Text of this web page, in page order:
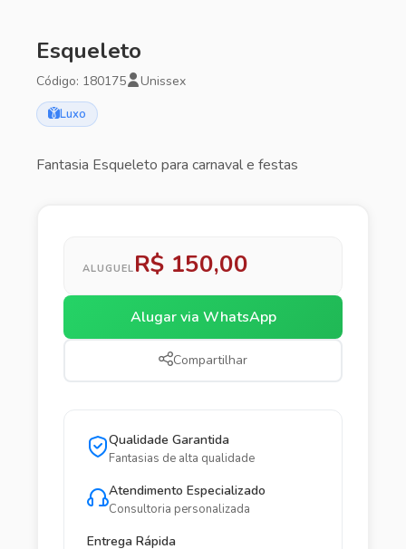
Esqueleto
Código: 180175 Unissex
Luxo
Fantasia Esqueleto para carnaval e festas
ALUGUEL R$ 150,00
Alugar via WhatsApp
Compartilhar
Qualidade Garantida
Fantasias de alta qualidade
Atendimento Especializado
Consultoria personalizada
Entrega Rápida